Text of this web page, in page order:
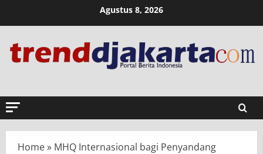
Agustus 8, 2026
Home» MHQ Internasional bagi Penyandang